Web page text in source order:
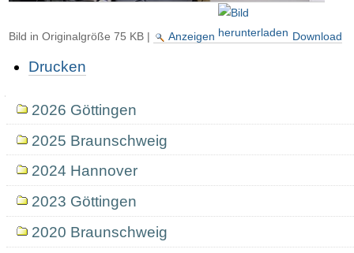
Bild in Originalgröße 75 KB| Anzeigen
Download
Drucken
Navigation2026 Göttingen
2025 Braunschweig
2024 Hannover
2023 Göttingen
2020 Braunschweig